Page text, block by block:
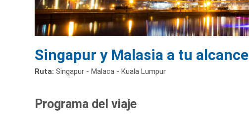
Singapur y Malasia a tu alcance
Ruta: Singapur - Malaca - Kuala Lumpur
Programa del viaje